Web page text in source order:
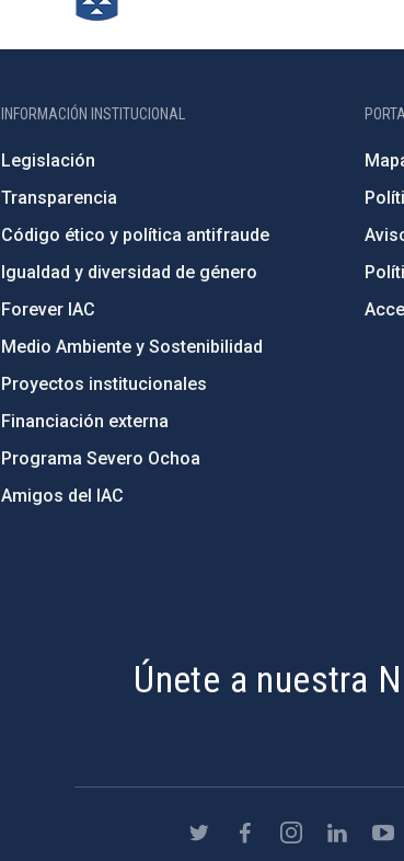
INFORMACIÓN INSTITUCIONAL
Legislación
Transparencia
Código ético y política antifraude
Igualdad y diversidad de género
Forever IAC
Medio Ambiente y Sostenibilidad
Proyectos institucionales
Financiación externa
Programa Severo Ochoa
Amigos del IAC
Únete a nuestra